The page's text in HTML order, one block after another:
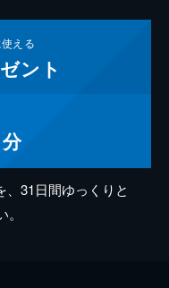
える
ント
31日間ゆっくりと